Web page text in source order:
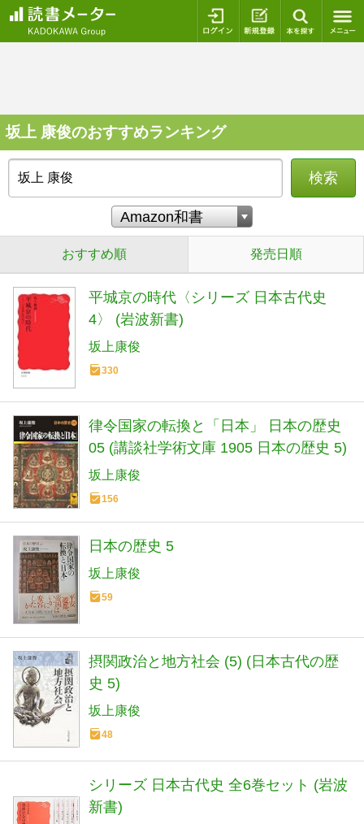
ログイン 新規登録
坂上 康俊のおすすめランキング
検索
おすすめ順 発売日順
平城京の時代〈シリーズ 日本古代史
4〉 (岩波新書)
坂上康俊
330
律令国家の転換と「日本」 日本の歴史
05 (講談社学術文庫 1905 日本の歴史 5)
坂上康俊
156
日本の歴史 5
坂上康俊
59
摂関政治と地方社会 (5) (日本古代の歴
史 5)
坂上康俊
48
シリーズ 日本古代史 全6巻セット (岩波
新書)